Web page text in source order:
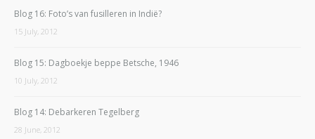
Blog 16: Foto’s van fusilleren in Indië?
15 July, 2012
Blog 15: Dagboekje beppe Betsche, 1946
10 July, 2012
Blog 14: Debarkeren Tegelberg
28 June, 2012